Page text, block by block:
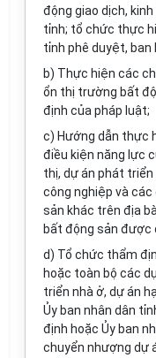
động giao dịch,
tỉnh; tổ chức thực
tỉnh phê duyệt, ban
b) Thực hiện các
ổn thị trường bất
định của pháp luật;
c) Hướng dẫn thực
điều kiện năng lực
thị, dự án phát
công nghiệp và
sản khác trên địa
bất động sản được
d) Tổ chức thẩm
hoặc toàn bộ các
triển nhà ở, dự án
Ủy ban nhân dân
định hoặc Ủy ban
chuyển nhượng dự